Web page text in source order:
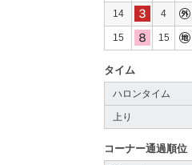
14 4
15 15
タイム
ハロンタイム
上り
コーナー通過順位